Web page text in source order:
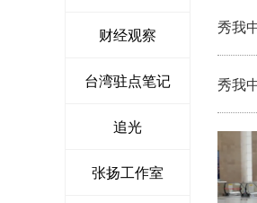
财经观察
台湾驻点笔记
追光
张扬工作室
秀我
秀我